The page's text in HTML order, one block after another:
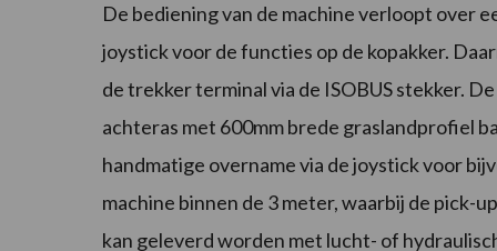
De bediening van de machine verloopt over
joystick voor de functies op de kopakker.
de trekker terminal via de ISOBUS stekker.
achteras met 600mm brede graslandprofiel
handmatige overname via de joystick voor
machine binnen de 3 meter, waarbij de pick-
kan geleverd worden met lucht- of